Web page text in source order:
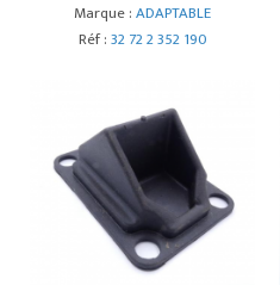
Marque :ADAPTABLE
Réf :32 72 2 352 190